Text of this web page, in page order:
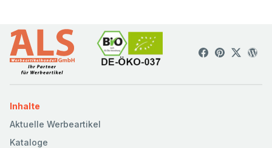
Inhalte
Aktuelle Werbeartikel
Kataloge